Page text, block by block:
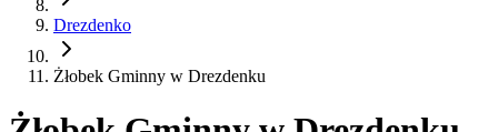
Drezdenko
Żłobek Gminny w Drezdenku